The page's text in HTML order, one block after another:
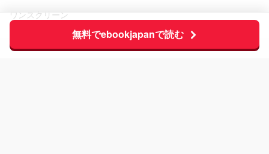
無料でebookjapanで読む
ワンスクリーン